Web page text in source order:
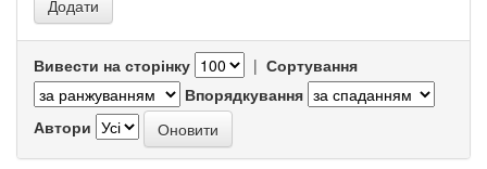
Вивести на сторінку | Сортування
Впорядкування
Автори